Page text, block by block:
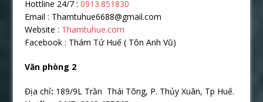
Hottline 24/7 : 0913.851830
Email : Thamtuhue6688@gmail.com
Website : Thamtuhue.com
Facebook : Thám Tử Huế ( Tôn Anh Vũ)
Văn phòng 2
Địa chỉ: 189/9L Trần Thái Tông, P. Thủy Xuân, Tp Huế.